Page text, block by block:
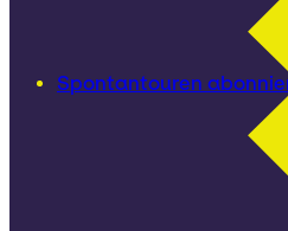
Spontantouren